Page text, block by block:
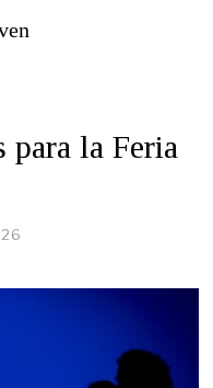
para la Feria